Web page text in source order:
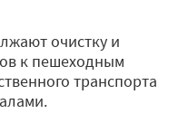
очистку и
к пешеходным
транспорта